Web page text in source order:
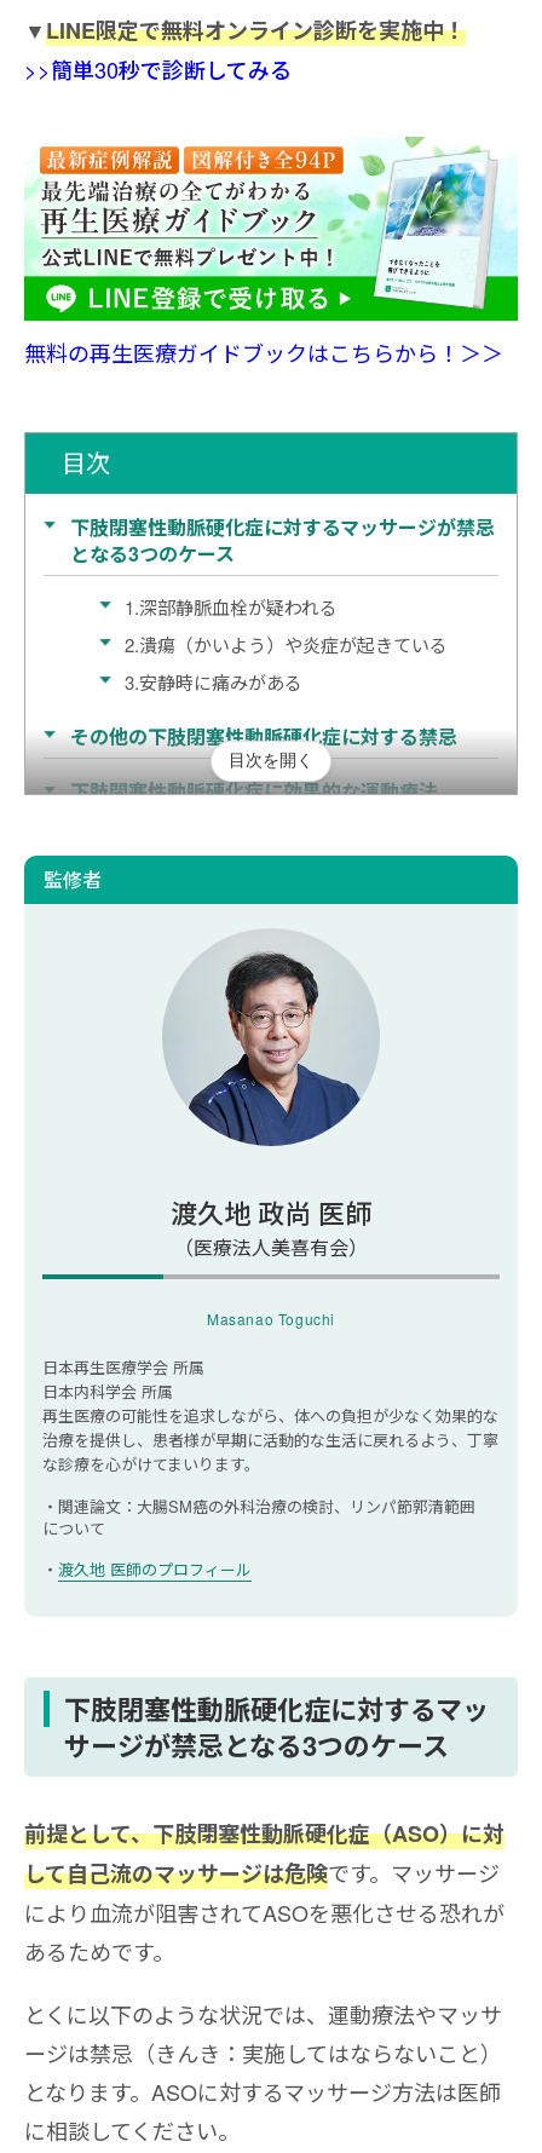
▼LINE限定で無料オンライン診断を実施中！
>>簡単30秒で診断してみる
無料の再生医療ガイドブックはこちらから！＞＞
目次
下肢閉塞性動脈硬化症に対するマッサージが禁忌
となる3つのケース
1.深部静脈血栓が疑われる
2.潰瘍（かいよう）や炎症が起きている
3.安静時に痛みがある
その他の下肢閉塞性動脈硬化症に対する禁忌
下肢閉塞性動脈硬化症に効果的な運動療法
のポイント
1.フットケアを行う
2.高血圧を改善する
3.脂質異常症を改善する
4.血糖値をコントロールする
5.禁煙をする
まとめ｜下肢閉塞性動脈硬化症のマッサージ方法
目次を開く
監修者
渡久地 政尚 医師
（医療法人美喜有会）
Masanao Toguchi
日本再生医療学会 所属
日本内科学会 所属
再生医療の可能性を追求しながら、体への負担が少なく効果的な
治療を提供し、患者様が早期に活動的な生活に戻れるよう、丁寧
な診療を心がけてまいります。
関連論文：大腸SM癌の外科治療の検討、リンパ節郭清範囲
について
渡久地 医師のプロフィール
下肢閉塞性動脈硬化症に対するマッ
サージが禁忌となる3つのケース
前提として、下肢閉塞性動脈硬化症（ASO）に対
して自己流のマッサージは危険です。マッサージ
により血流が阻害されてASOを悪化させる恐れが
あるためです。
とくに以下のような状況では、運動療法やマッサ
ージは禁忌（きんき：実施してはならないこと）
となります。ASOに対するマッサージ方法は医師
に相談してください。